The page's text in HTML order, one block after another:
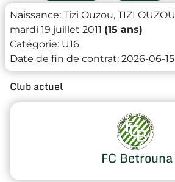
Naissance: Tizi Ouzou, TIZI OUZOU
mardi 19 juillet 2011 (15 ans)
Catégorie: U16
Date de fin de contrat: 2026-06-15
Club actuel
FC Betrouna